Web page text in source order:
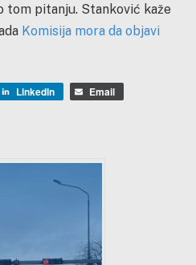
tom pitanju. Stanković kaže
Komisija mora da objavi
LinkedIn Email